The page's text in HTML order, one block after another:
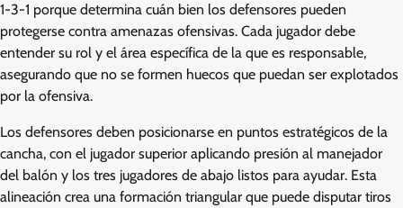
1-3-1 porque determina cuán bien los defensores pueden
protegerse contra amenazas ofensivas. Cada jugador debe
entender su rol y el área específica de la que es responsable,
asegurando que no se formen huecos que puedan ser explotados
por la ofensiva.
Los defensores deben posicionarse en puntos estratégicos de la
cancha, con el jugador superior aplicando presión al manejador
del balón y los tres jugadores de abajo listos para ayudar. Esta
alineación crea una formación triangular que puede disputar tiros